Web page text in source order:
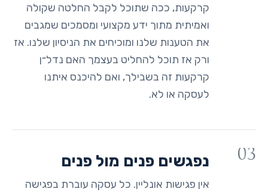
קרקעות, ככה שתוכל לקבל החלטה שקולה
ואמיתית מתוך ידע מקצועי ומסמכים שמגבים
את הטענות שלנו ומוכיחים את הניסיון שלנו. אז
ורק אז תוכל להחליט בעצמך האם נדל״ן
קרקעות זה בשבילך, ואם להיכנס איתנו
לעסקה או לא.
03 נפגשים פנים מול פנים
אין פגישות אונליין. כל עסקה עוברת בפגישה